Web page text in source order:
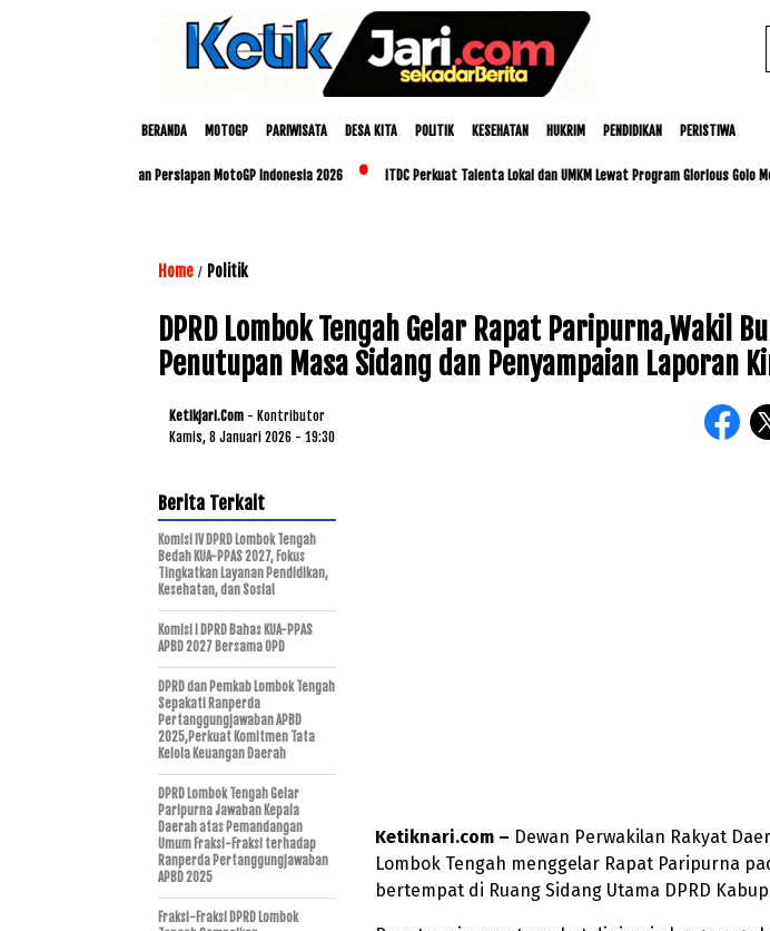
BERANDA MOTOGP PARIWISATA DESA KITA POLITIK KESEHATAN HUKRIM PENDIDIKAN PERISTIWA
NTB Matangkan Persiapan MotoGP Indonesia 2026 ITDC Perkuat Talenta Lokal dan UMKM Lewat Program Glorious Golo Mori
Home / Politik
DPRD Lombok Tengah Gelar Rapat Paripurna,Wakil
Penutupan Masa Sidang dan Penyampaian Laporan
Ketikjari.com - Kontributor
Kamis, 8 Januari 2026 - 19:30
Ketiknari.com – Dewan Perwakilan Rakyat
Lombok Tengah menggelar Rapat Paripurna
bertempat di Ruang Sidang Utama DPRD
Berita Terkait
Komisi IV DPRD Lombok Tengah
Bedah KUA-PPAS 2027, Fokus
Tingkatkan Layanan Pendidikan,
Kesehatan, dan Sosial
Komisi I DPRD Bahas KUA-PPAS
APBD 2027 Bersama OPD
DPRD dan Pemkab Lombok Tengah
Sepakati Ranperda
Pertanggungjawaban APBD
2025,Perkuat Komitmen Tata
Kelola Keuangan Daerah
DPRD Lombok Tengah Gelar
Paripurna Jawaban Kepala
Daerah atas Pemandangan
Umum Fraksi-Fraksi terhadap
Ranperda Pertanggungjawaban
APBD 2025
Fraksi-Fraksi DPRD Lombok